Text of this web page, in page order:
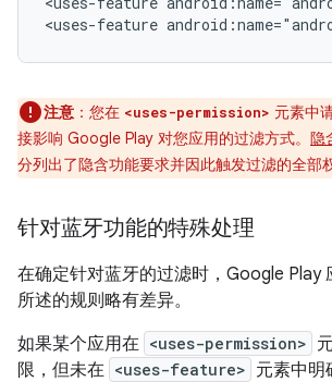
<uses-feature
注意 ：您在 <uses-permission> 元素中
接影响 Google Play 对您应用的过滤方式。 隐
分列出了隐含功能要求并因此触发过滤的全部
针对蓝牙功能的特殊处理
在确定针对蓝牙的过滤时，Google Play
所述的规则略有差异。
如果某个应用在 <uses-permission>
限，但未在 <uses-feature> 元素中明